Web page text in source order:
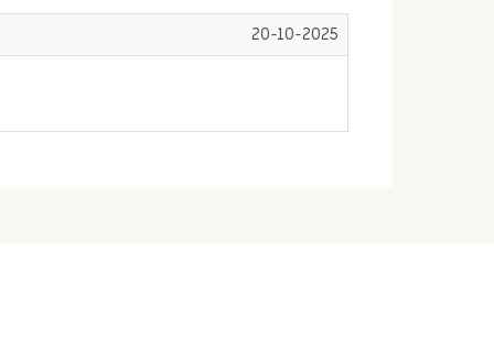
20-10-2025